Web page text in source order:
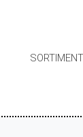
SORTIMENT